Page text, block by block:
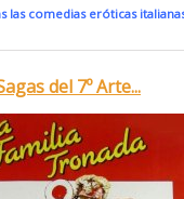
las comedias eróticas
del 7º Arte...